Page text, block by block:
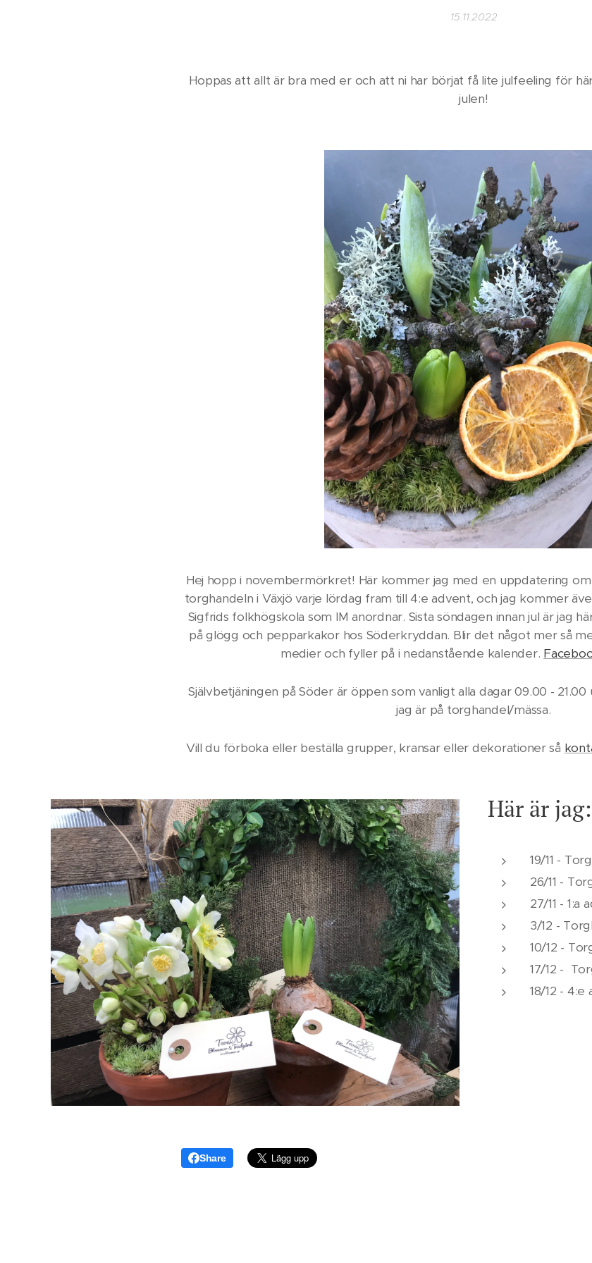
15.11.2022
Hoppas att allt är bra med er och att ni har börjat få lite julfeeling för
julen!
Hej hopp i novembermörkret! Här kommer jag med en uppdatering om
torghandeln i Växjö varje lördag fram till 4:e advent, och jag kommer
Sigfrids folkhögskola som IM anordnar. Sista söndagen innan jul är jag
på glögg och pepparkakor hos Söderkryddan. Blir det något mer så
medier och fyller på i nedanstående kalender.
Självbetjäningen på Söder är öppen som vanligt alla dagar 09.00 -
jag är på torghandel/mässa.
Vill du förboka eller beställa grupper, kransar eller dekorationer så
Här är jag:
19/11 -
26/11 -
27/11 - 1:a
3/12 -
10/12 -
17/12 -
18/12 -
Share